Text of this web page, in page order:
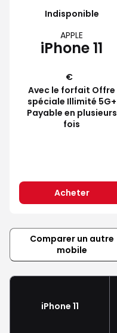
Indisponible
APPLE
iPhone 11
€
Avec le forfait Offre
spéciale Illimité 5G+
Payable en plusieurs
fois
Acheter
Comparer un autre
mobile
iPhone 11